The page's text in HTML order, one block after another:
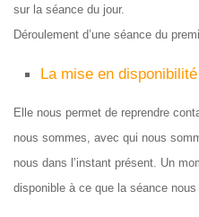
sur la séance du jour.
Déroulement d’une séance du
La mise en disponibilité
Elle nous permet de reprendre
nous sommes, avec qui nous
nous dans l’instant présent. Un
disponible à ce que la séance nous